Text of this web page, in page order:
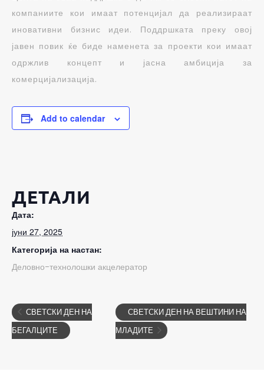
компаниите кои имаат потенцијал да реализираат
иновативни бизнис идеи. Поддршката преку овој
јавен повик ќе биде наменета за проекти кои имаат
одржлив концепт и јасна амбиција за
комерцијализација.
Add to calendar
ДЕТАЛИ
Дата:
јуни 27, 2025
Категорија на настан:
Деловно-технолошки акцелератор
СВЕТСКИ ДЕН НА
БЕГАЛЦИТЕ
СВЕТСКИ ДЕН НА ВЕШТИНИ НА
МЛАДИТЕ